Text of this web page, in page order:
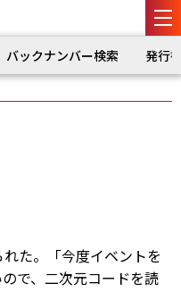
バックナンバー検索 発行
た。「今度イベントを
で、二次元コードを読